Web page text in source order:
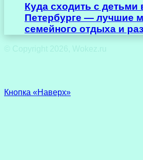
Куда сходить с детьми
Петербурге — лучшие
семейного отдыха и
© Copyright 2026, Wokez.ru
Кнопка «Наверх»